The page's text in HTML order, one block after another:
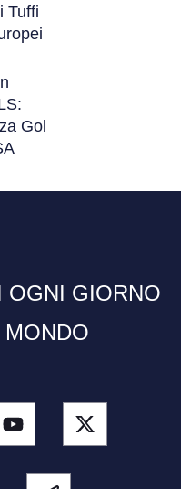
Tuffi
Gol
OGNI GIORNO